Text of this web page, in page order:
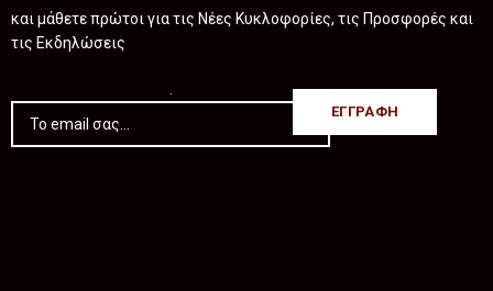
και μάθετε πρώτοι για τις Νέες Κυκλοφορίες, τις Προσφορές και
τις Εκδηλώσεις